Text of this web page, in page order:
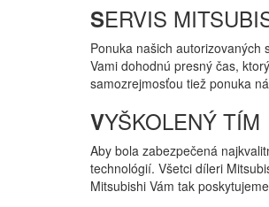
SERVIS
Ponuka našich autorizovaných
Vami dohodnú presný čas,
samozrejmosťou tiež ponuka
VYŠKOLENÝ TÍM
Aby bola zabezpečená
technológií. Všetci díleri
Mitsubishi Vám tak